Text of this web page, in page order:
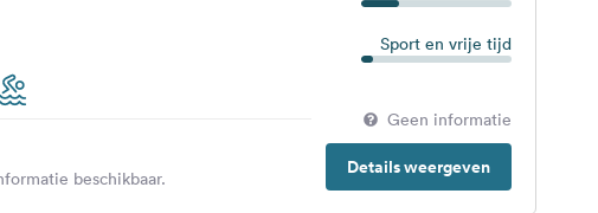
Sport en vrije tijd
Geen informatie
Details weergeven
beschikbaar.